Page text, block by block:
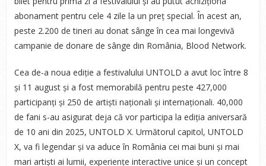
abonament pentru cele 4 zile la un preț special. În acest an,
peste 2.200 de tineri au donat sânge în cea mai longevivă
campanie de donare de sânge din România, Blood Network.
Cea de-a noua ediție a festivalului UNTOLD a avut loc între 8
și 11 august și a fost memorabilă pentru peste 427,000
participanți și 250 de artiști naționali și internaționali. 40,000
de fani s-au asigurat deja că vor participa la ediția aniversară
de 10 ani din 2025, UNTOLD X. Următorul capitol, UNTOLD
X, va fi legendar și va aduce în România cei mai buni și mai
mari artiști ai lumii, experiențe interactive unice și un concept